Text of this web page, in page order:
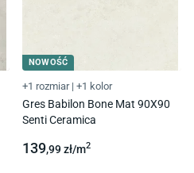
NOWOŚĆ
+1 rozmiar | +1 kolor
Gres Babilon Bone Mat 90X90
Senti Ceramica
139,99zł/m2